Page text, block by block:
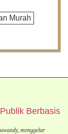
Murah
Berbasis
menggelar